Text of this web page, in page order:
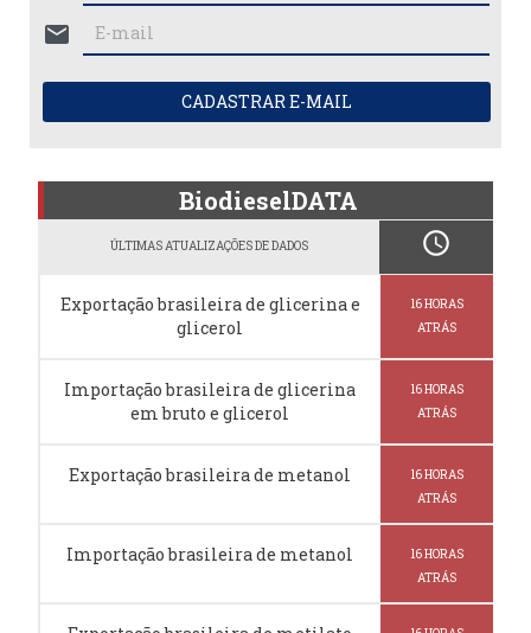
mail
CADASTRAR E-MAIL
BiodieselDATA
ÚLTIMAS ATUALIZAÇÕES DE DADOS schedule
Exportação brasileira de glicerina e
glicerol
16 HORAS
ATRÁS
Importação brasileira de glicerina
em bruto e glicerol
16 HORAS
ATRÁS
Exportação brasileira de metanol
16 HORAS
ATRÁS
Importação brasileira de metanol
16 HORAS
ATRÁS